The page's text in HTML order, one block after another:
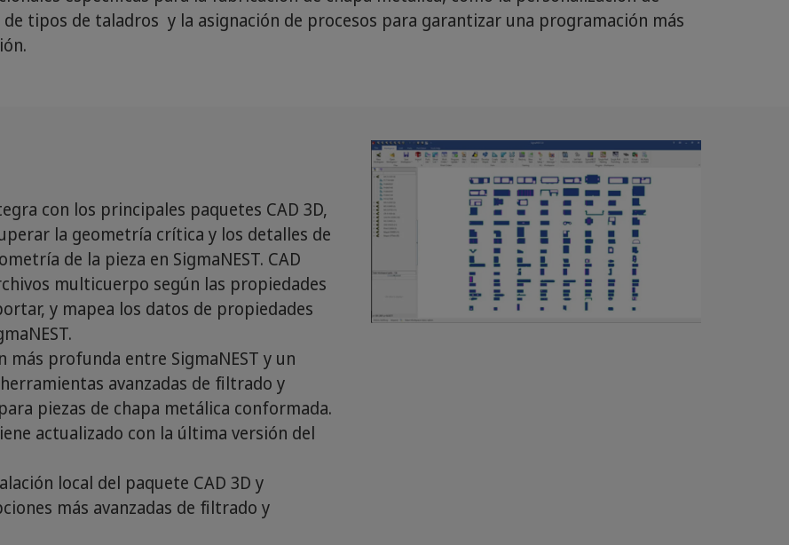
tipos de taladros y la asignación de procesos para garantizar una programación más
con los principales paquetes CAD 3D,
la geometría crítica y los detalles de
de la pieza en SigmaNEST. CAD
multicuerpo según las propiedades
y mapea los datos de propiedades
profunda entre SigmaNEST y un
avanzadas de filtrado y
piezas de chapa metálica conformada.
actualizado con la última versión del
local del paquete CAD 3D y
más avanzadas de filtrado y